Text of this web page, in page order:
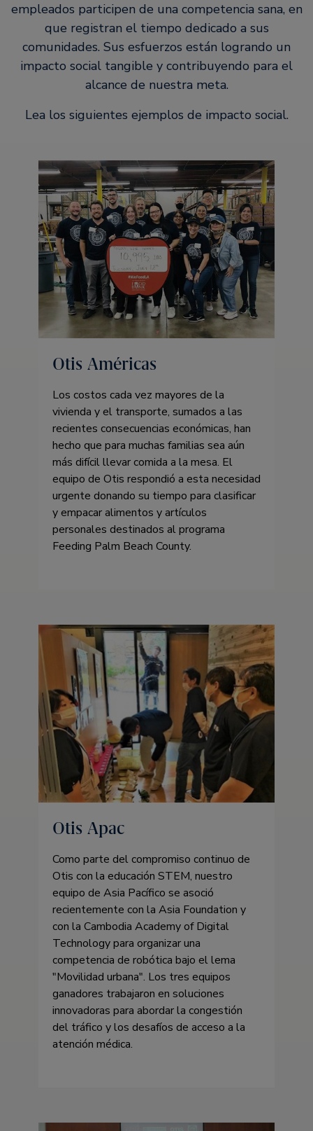
empleados participen de una competencia sana, en
que registran el tiempo dedicado a sus
comunidades. Sus esfuerzos están logrando un
impacto social tangible y contribuyendo para el
alcance de nuestra meta.
Lea los siguientes ejemplos de impacto social.
Otis Américas
Los costos cada vez mayores de la
vivienda y el transporte, sumados a las
recientes consecuencias económicas, han
hecho que para muchas familias sea aún
más difícil llevar comida a la mesa. El
equipo de Otis respondió a esta necesidad
urgente donando su tiempo para clasificar
y empacar alimentos y artículos
personales destinados al programa
Feeding Palm Beach County.
Otis Apac
Como parte del compromiso continuo de
Otis con la educación STEM, nuestro
equipo de Asia Pacífico se asoció
recientemente con la Asia Foundation y
con la Cambodia Academy of Digital
Technology para organizar una
competencia de robótica bajo el lema
Movilidad urbana . Los tres equipos
ganadores trabajaron en soluciones
innovadoras para abordar la congestión
del tráfico y los desafíos de acceso a la
atención médica.